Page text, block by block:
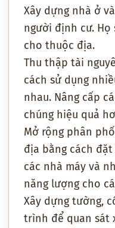
Xây dựng nhà ở
người định cư. Họ
cho thuộc địa.
Thu thập tài
cách sử dụng
nhau. Nâng cấp
chúng hiệu quả
Mở rộng phân
địa bằng cách đặt
các nhà máy và
năng lượng cho
Xây dựng tường,
trình để quan sát